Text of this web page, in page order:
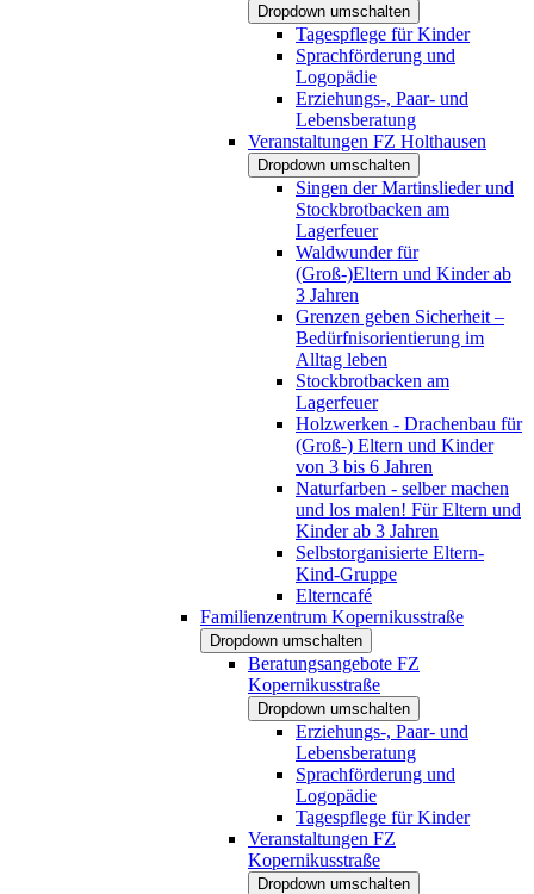
Dropdown umschalten
Tagespflege für Kinder
Sprachförderung und
Logopädie
Erziehungs-, Paar- und
Lebensberatung
Veranstaltungen FZ Holthausen
Dropdown umschalten
Singen der Martinslieder und
Stockbrotbacken am
Lagerfeuer
Waldwunder für
(Groß-)Eltern und Kinder ab
3 Jahren
Grenzen geben Sicherheit –
Bedürfnisorientierung im
Alltag leben
Stockbrotbacken am
Lagerfeuer
Holzwerken - Drachenbau für
(Groß-) Eltern und Kinder
von 3 bis 6 Jahren
Naturfarben - selber machen
und los malen! Für Eltern und
Kinder ab 3 Jahren
Selbstorganisierte Eltern-
Kind-Gruppe
Elterncafé
Familienzentrum Kopernikusstraße
Dropdown umschalten
Beratungsangebote FZ
Kopernikusstraße
Dropdown umschalten
Erziehungs-, Paar- und
Lebensberatung
Sprachförderung und
Logopädie
Tagespflege für Kinder
Veranstaltungen FZ
Kopernikusstraße
Dropdown umschalten